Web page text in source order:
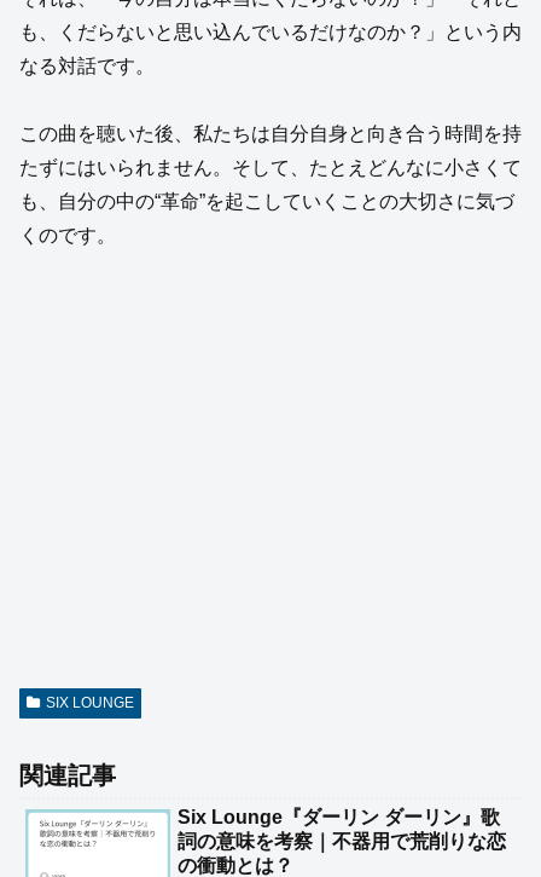
も、くだらないと思い込んでいるだけなのか？」という内
なる対話です。
この曲を聴いた後、私たちは自分自身と向き合う時間を持
たずにはいられません。そして、たとえどんなに小さくて
も、自分の中の“革命”を起こしていくことの大切さに気づ
くのです。
SIX LOUNGE
関連記事
Six Lounge『ダーリン ダーリン』歌
詞の意味を考察｜不器用で荒削りな恋
の衝動とは？